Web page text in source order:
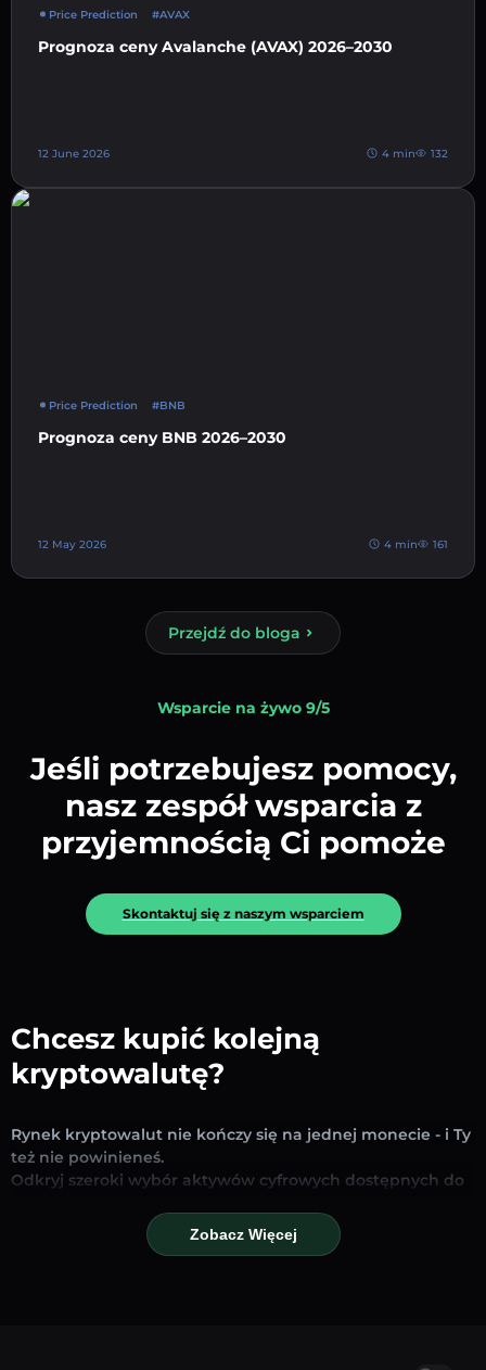
Price Prediction #AVAX
Prognoza ceny Avalanche (AVAX) 2026–2030
12 June 2026 4 min 132
Price Prediction #BNB
Prognoza ceny BNB 2026–2030
12 May 2026 4 min 161
Przejdź do bloga
Wsparcie na żywo 9/5
Jeśli potrzebujesz pomocy,
nasz zespół wsparcia z
przyjemnością Ci pomoże
Skontaktuj się z naszym wsparciem
Chcesz kupić kolejną
kryptowalutę?
Rynek kryptowalut nie kończy się na jednej monecie - i Ty
też nie powinieneś.
Odkryj szeroki wybór aktywów cyfrowych dostępnych do
tego, czy szukasz uznanych stablecoinów, obiecujących
altcoinów czy nowych trendujących tokenów – znajdziesz
Zobacz Więcej